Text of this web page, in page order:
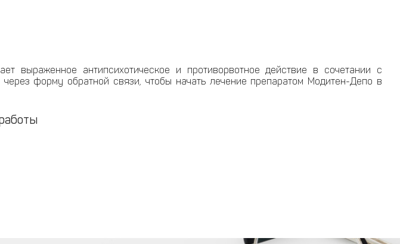
выраженное антипсихотическое и противорвотное действие в сочетании с
форму обратной связи, чтобы начать лечение препаратом Модитен-Депо в